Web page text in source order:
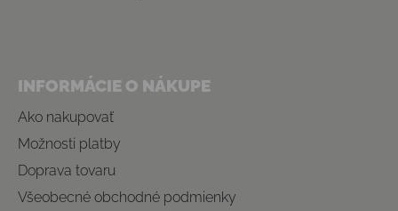
INFORMÁCIE O NÁKUPE
Ako nakupovať
Možnosti platby
Doprava tovaru
Všeobecné obchodné podmienky